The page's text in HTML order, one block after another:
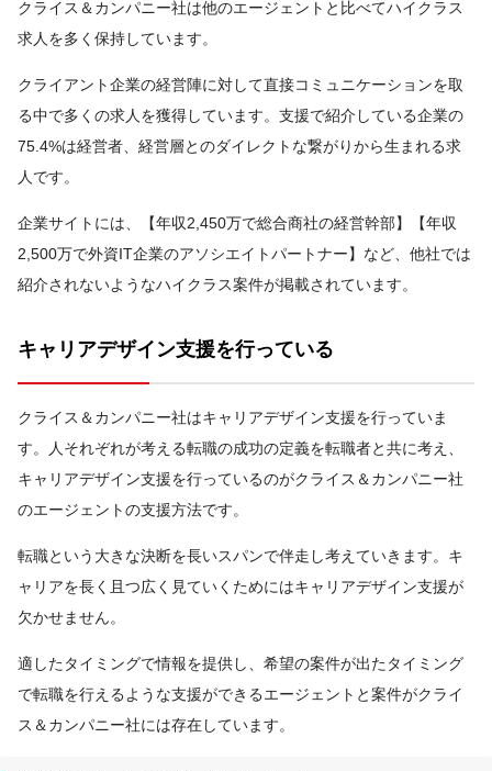
クライス＆カンパニー社は他のエージェントと比べてハイクラス
求人を多く保持しています。
クライアント企業の経営陣に対して直接コミュニケーションを取
る中で多くの求人を獲得しています。支援で紹介している企業の
75.4%は経営者、経営層とのダイレクトな繋がりから生まれる求
人です。
企業サイトには、【年収2,450万で総合商社の経営幹部】【年収
2,500万で外資IT企業のアソシエイトパートナー】など、他社では
紹介されないようなハイクラス案件が掲載されています。
キャリアデザイン支援を行っている
クライス＆カンパニー社はキャリアデザイン支援を行っていま
す。人それぞれが考える転職の成功の定義を転職者と共に考え、
キャリアデザイン支援を行っているのがクライス＆カンパニー社
のエージェントの支援方法です。
転職という大きな決断を長いスパンで伴走し考えていきます。キ
ャリアを長く且つ広く見ていくためにはキャリアデザイン支援が
欠かせません。
適したタイミングで情報を提供し、希望の案件が出たタイミング
で転職を行えるような支援ができるエージェントと案件がクライ
ス＆カンパニー社には存在しています。